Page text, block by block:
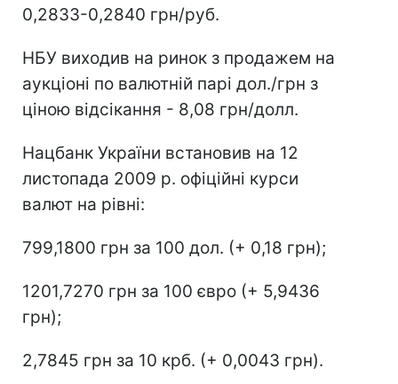
0,2833-0,2840 грн/руб.
НБУ виходив на ринок з продажем на
аукціоні по валютній парі дол./грн з
ціною відсікання - 8,08 грн/долл.
Нацбанк України встановив на 12
листопада 2009 р. офіційні курси
валют на рівні:
799,1800 грн за 100 дол. (+ 0,18 грн);
1201,7270 грн за 100 євро (+ 5,9436
грн);
2,7845 грн за 10 крб. (+ 0,0043 грн).